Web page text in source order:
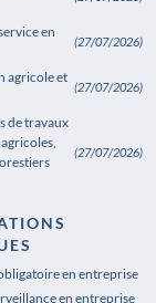
en
(27/07/2026)
agricole et
(27/07/2026)
de travaux
(27/07/2026)
Pharmacie
en entreprise
en entreprise